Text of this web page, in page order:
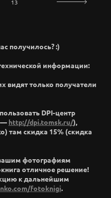
13
получилось? :)
информации:
видят только получатели
DPI-центр
— http://dpi.tomsk.ru/),
там скидка 15% (скидка
фотографиям
отличное решение!
к дальнейшим
fotoknigi.